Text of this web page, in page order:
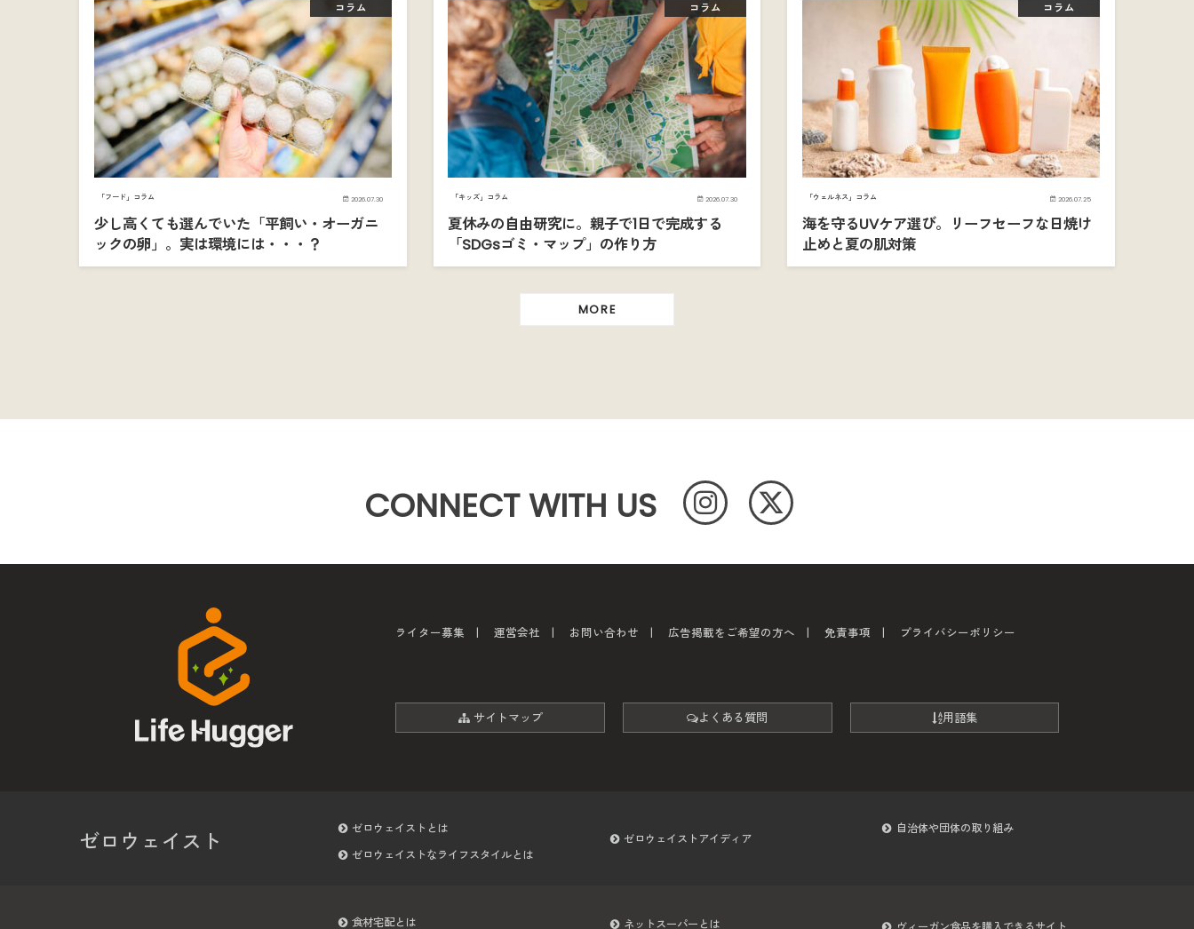
コラム
「フード」コラム 2026.07.30
少し高くても選んでいた「平飼い・オーガニ
ックの卵」。実は環境には・・・？
コラム
「キッズ」コラム 2026.07.30
夏休みの自由研究に。親子で1日で完成する
「SDGsゴミ・マップ」の作り方
コラム
「ウェルネス」コラム 2026.07.25
海を守るUVケア選び。リーフセーフな日焼け
止めと夏の肌対策
MORE
CONNECT WITH US
ライター募集 運営会社 お問い合わせ 広告掲載をご希望の方へ 免責事項 プライバシーポリシー
サイトマップ よくある質問 用語集
ゼロウェイスト
ゼロウェイストとは
ゼロウェイストなライフスタイルとは
ゼロウェイストアイディア
自治体や団体の取り組み
食材宅配とは ネットスーパーとは